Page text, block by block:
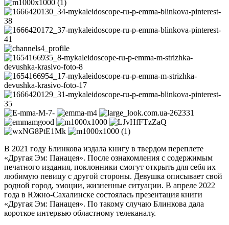
В 2021 году Блинкова издала книгу в твердом переплете
«Другая Эм: Панацея». После ознакомления с содержимым
печатного издания, поклонники смогут открыть для себя их
любимую певицу с другой стороны. Девушка описывает свой
родной город, эмоции, жизненные ситуации. В апреле 2022
года в Южно-Сахалинске состоялась презентация книги
«Другая Эм: Панацея». По такому случаю Блинкова дала
короткое интервью областному телеканалу.